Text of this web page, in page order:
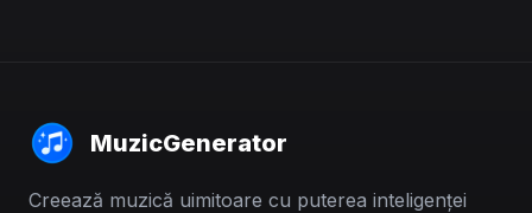
MuzicGenerator
Creează muzică uimitoare cu puterea inteligenței